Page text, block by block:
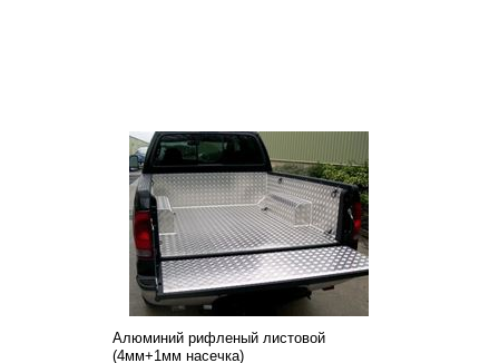
Алюминий рифленый листовой
(4мм+1мм насечка)